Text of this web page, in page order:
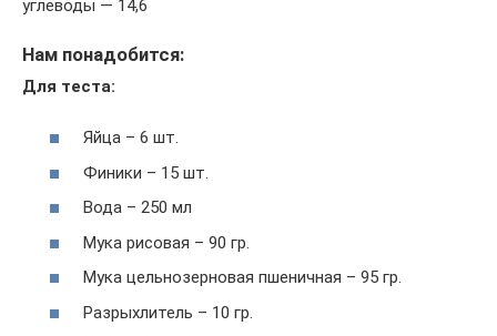
углеводы — 14,6
Нам понадобится:
Для теста:
Яйца – 6 шт.
Финики – 15 шт.
Вода – 250 мл
Мука рисовая – 90 гр.
Мука цельнозерновая пшеничная – 95 гр.
Разрыхлитель – 10 гр.